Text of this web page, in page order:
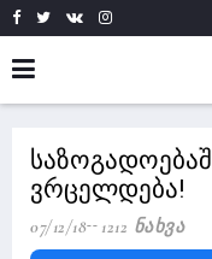
ვრცელდება!
07/12/18 1212 Ნახვა